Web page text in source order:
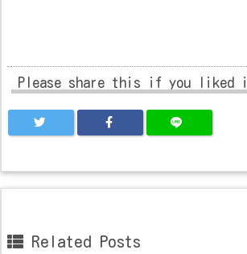
Please share this if you liked
Related Posts